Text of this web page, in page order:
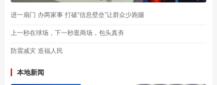
进一扇门 办两家事 打破“信息壁垒”让群众少跑腿
上一秒在球场，下一秒逛商场，包头真夯
防震减灾 造福人民
本地新闻